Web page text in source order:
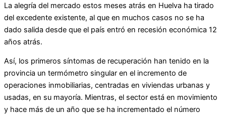
La alegría del mercado estos meses atrás en Huelva ha tirado
del excedente existente, al que en muchos casos no se ha
dado salida desde que el país entró en recesión económica 12
años atrás.
Así, los primeros síntomas de recuperación han tenido en la
provincia un termómetro singular en el incremento de
operaciones inmobiliarias, centradas en viviendas urbanas y
usadas, en su mayoría. Mientras, el sector está en movimiento
y hace más de un año que se ha incrementado el número